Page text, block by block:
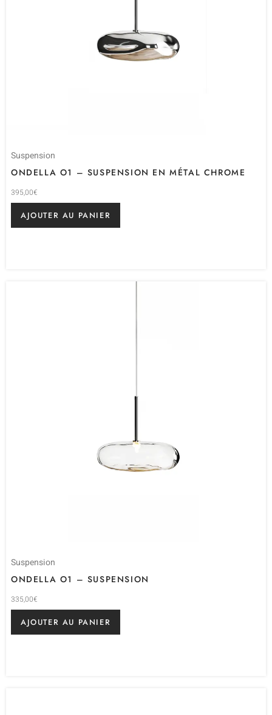
Suspension
ONDELLA O1 – SUSPENSION EN MÉTAL CHROME
395,00€
AJOUTER AU PANIER
Suspension
ONDELLA O1 – SUSPENSION
335,00€
AJOUTER AU PANIER